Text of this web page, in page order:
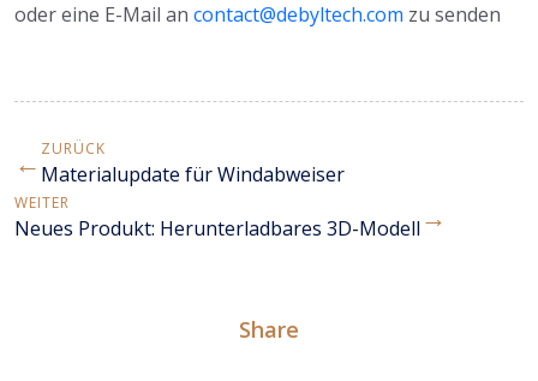
oder eine E-Mail an contact@debyltech.com zu senden
← ZURÜCK
Materialupdate für Windabweiser
WEITER
Neues Produkt: Herunterladbares 3D-Modell →
Share